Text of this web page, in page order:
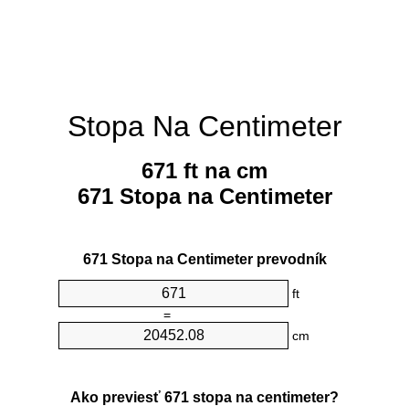
Stopa Na Centimeter
671 ft na cm
671 Stopa na Centimeter
671 Stopa na Centimeter prevodník
ft
=
cm
Ako previesť 671 stopa na centimeter?